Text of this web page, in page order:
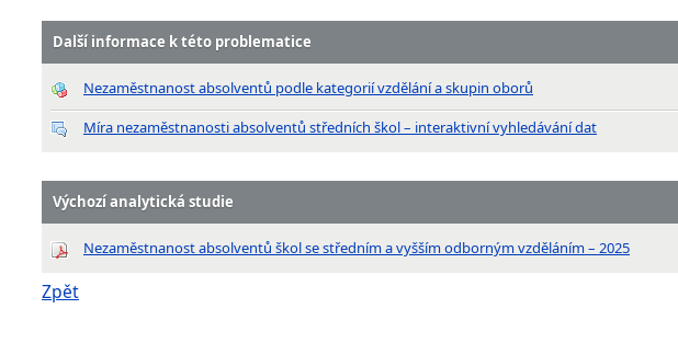
Další informace k této problematice
Nezaměstnanost absolventů podle kategorií vzdělání a skupin oborů
Míra nezaměstnanosti absolventů středních škol – interaktivní vyhledávání dat
Výchozí analytická studie
Nezaměstnanost absolventů škol se středním a vyšším odborným vzděláním – 2025
Zpět